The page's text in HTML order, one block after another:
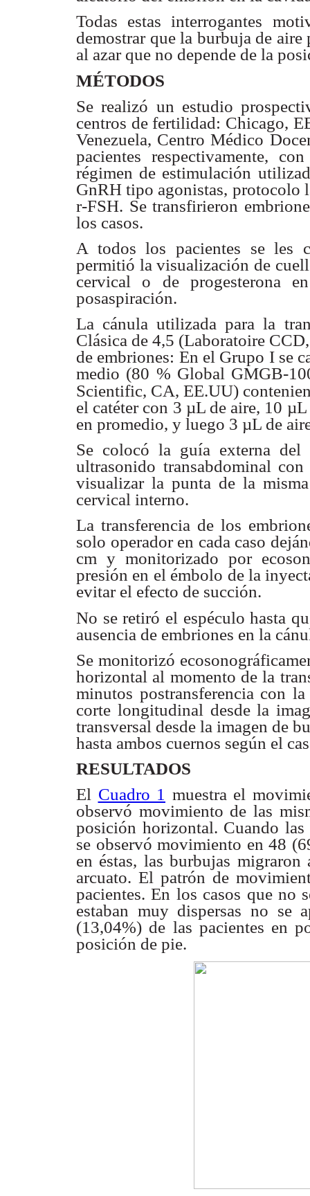
Todas estas interrogantes
demostrar que la burbuja de aire
al azar que no depende de la
MÉTODOS
Se realizó un estudio
centros de fertilidad: Chicago,
Venezuela, Centro Médico
pacientes respectivamente,
régimen de estimulación
GnRH tipo agonistas, protocolo
r-FSH. Se transfirieron
los casos.
A todos los pacientes se les
permitió la visualización de
cervical o de progesterona
posaspiración.
La cánula utilizada para la
Clásica de 4,5 (Laboratoire
de embriones: En el Grupo I se
medio (80 % Global GMGB-
Scientific, CA, EE.UU)
el catéter con 3 µL de aire, 10 µL
en promedio, y luego 3 µL de
Se colocó la guía externa
ultrasonido transabdominal
visualizar la punta de la
cervical interno.
La transferencia de los
solo operador en cada caso
cm y monitorizado por
presión en el émbolo de la
evitar el efecto de succión.
No se retiró el espéculo hasta
ausencia de embriones en la
Se monitorizó
horizontal al momento de la
minutos postransferencia con
corte longitudinal desde la
transversal desde la imagen de
hasta ambos cuernos según el
RESULTADOS
El Cuadro 1 muestra el
observó movimiento de las
posición horizontal. Cuando
se observó movimiento en 48
en éstas, las burbujas
arcuato. El patrón de
pacientes. En los casos que no
estaban muy dispersas no se
(13,04%) de las pacientes en
posición de pie.